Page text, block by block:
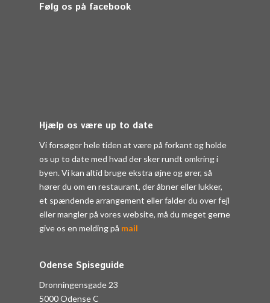
Følg os på facebook
Hjælp os være up to date
Vi forsøger hele tiden at være på forkant og holde
os up to date med hvad der sker rundt omkring i
byen. Vi kan altid bruge ekstra øjne og ører, så
hører du om en restaurant, der åbner eller lukker,
et spændende arrangement eller falder du over fejl
eller mangler på vores website, må du meget gerne
give os en melding på mail
Odense Spiseguide
Dronningensgade 23
5000 Odense C